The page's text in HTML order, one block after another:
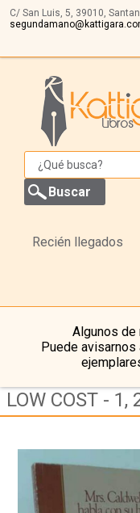
C/ San Luis, 5, 39010,
Recién llegados
Algunos de
Puede
LOW COST - 1,